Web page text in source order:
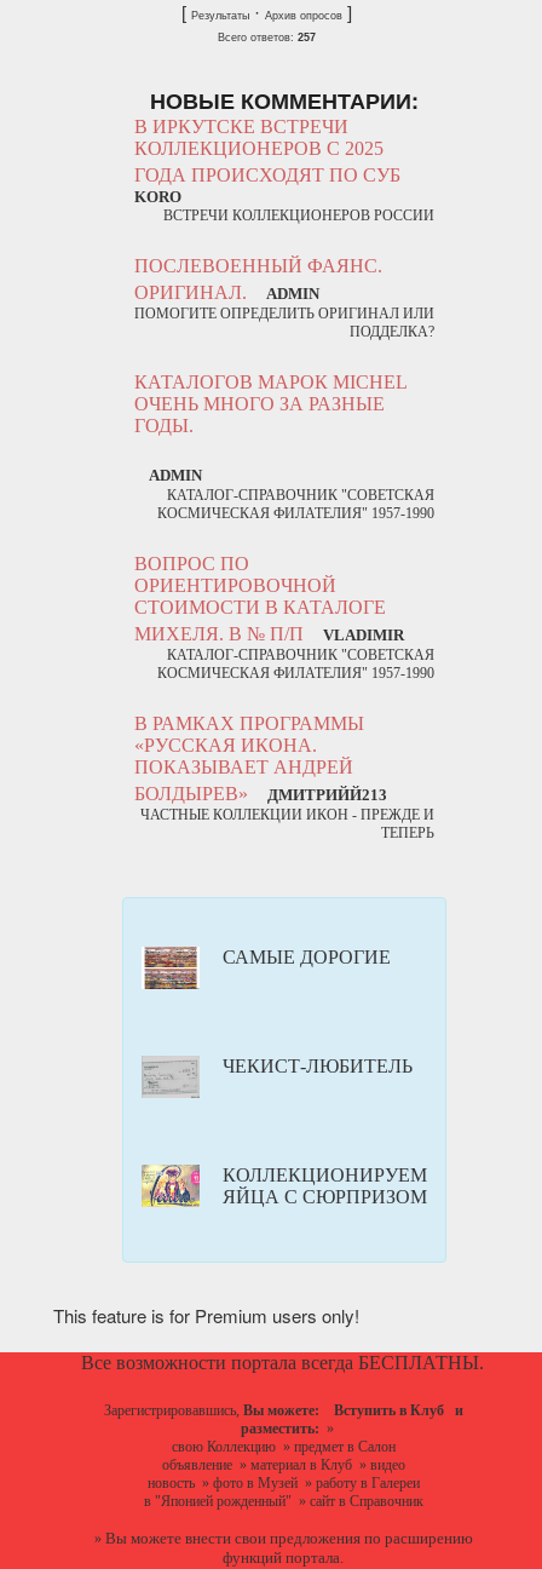
[ Результаты· Архив опросов]
Всего ответов: 257
НОВЫЕ КОММЕНТАРИИ:
В ИРКУТСКЕ ВСТРЕЧИ
КОЛЛЕКЦИОНЕРОВ С 2025
ГОДА ПРОИСХОДЯТ ПО СУБ
KORO
ВСТРЕЧИ КОЛЛЕКЦИОНЕРОВ РОССИИ
ПОСЛЕВОЕННЫЙ ФАЯНС.
ОРИГИНАЛ.
ADMIN
ПОМОГИТЕ ОПРЕДЕЛИТЬ ОРИГИНАЛ ИЛИ
ПОДДЕЛКА?
КАТАЛОГОВ МАРОК MICHEL
ОЧЕНЬ МНОГО ЗА РАЗНЫЕ
ГОДЫ.
ADMIN
КАТАЛОГ-СПРАВОЧНИК "СОВЕТСКАЯ
КОСМИЧЕСКАЯ ФИЛАТЕЛИЯ" 1957-1990
ВОПРОС ПО
ОРИЕНТИРОВОЧНОЙ
СТОИМОСТИ В КАТАЛОГЕ
МИХЕЛЯ. В № П/П
VLADIMIR
КАТАЛОГ-СПРАВОЧНИК "СОВЕТСКАЯ
КОСМИЧЕСКАЯ ФИЛАТЕЛИЯ" 1957-1990
В РАМКАХ ПРОГРАММЫ
«РУССКАЯ ИКОНА.
ПОКАЗЫВАЕТ АНДРЕЙ
БОЛДЫРЕВ»
ДМИТРИЙЙ213
ЧАСТНЫЕ КОЛЛЕКЦИИ ИКОН - ПРЕЖДЕ И
ТЕПЕРЬ
САМЫЕ ДОРОГИЕ
ЧЕКИСТ-ЛЮБИТЕЛЬ
КОЛЛЕКЦИОНИРУЕМ
ЯЙЦА С СЮРПРИЗОМ
This feature is for Premium users only!
Все возможности портала всегда БЕСПЛАТНЫ.
Зарегистрировавшись, Вы можете: Вступить в Клуб
и
разместить: »
свою Коллекцию» предмет в Салон
объявление» материал в Клуб» видео
новость» фото в Музей» работу в Галереи
в "Японией рожденный" » сайт в Справочник
» Вы можете внести свои предложенияпо расширению
функций портала.